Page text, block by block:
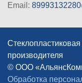
Email:
производителя
© ООО
Обработка